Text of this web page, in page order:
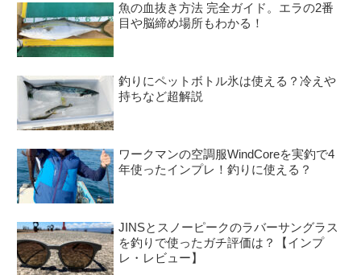
魚の血抜き方法 完全ガイド。エラの2番
目や脳締め場所もわかる！
釣りにペットボトル氷は使える？冷えや
持ちなど超解説
ワークマンの空調服WindCoreを実釣で4
年使ったインプレ！釣りに使える？
JINSとスノーピークのラバーサングラス
を釣りで使ったガチ評価は？【インプ
レ・レビュー】